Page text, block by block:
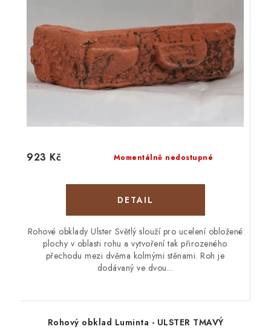
Momentálně nedostupné
923 Kč
Rohové obklady Ulster Světlý slouží pro ucelení obložené
plochy v oblasti rohu a vytvoření tak přirozeného
přechodu mezi dvěma kolmými stěnami. Roh je
dodávaný ve dvou...
Rohový obklad Luminta - ULSTER TMAVÝ